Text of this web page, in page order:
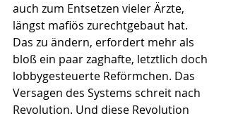
auch zum Entsetzen vieler Ärzte,
längst mafiös zurechtgebaut hat.
Das zu ändern, erfordert mehr als
bloß ein paar zaghafte, letztlich doch
lobbygesteuerte Reförmchen. Das
Versagen des Systems schreit nach
Revolution. Und diese Revolution